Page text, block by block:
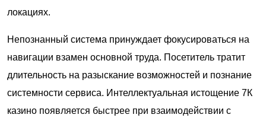
локациях.
Непознанный система принуждает фокусироваться на
навигации взамен основной труда. Посетитель тратит
длительность на разыскание возможностей и познание
системности сервиса. Интеллектуальная истощение 7К
казино появляется быстрее при взаимодействии с